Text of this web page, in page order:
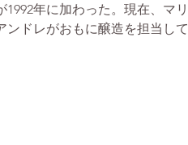
年に加わった。現在、マリ
ドレがおもに醸造を担当して